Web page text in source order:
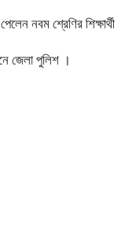
নবম শ্রেণির শিক্ষার্থী
জেলা পুলিশ ।